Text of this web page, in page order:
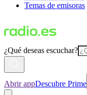
Temas de emisoras
¿Qué deseas escuchar?
Abrir appDescubre Prime